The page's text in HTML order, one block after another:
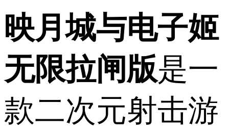
映月城与电子姬
无限拉闸版是一
款二次元射击游